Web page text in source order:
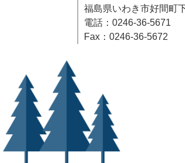
福島県いわき市好間町
電話：0246-36-5671
Fax：0246-36-5672